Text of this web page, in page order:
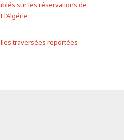
sur les réservations de
traversées reportées